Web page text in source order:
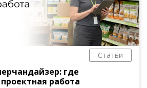
Статьи
где
работа